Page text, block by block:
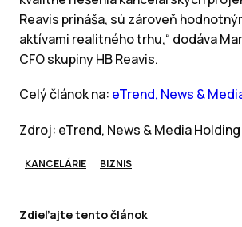
Reavis prináša, sú zároveň
aktívami realitného trhu,“ dodáva
CFO skupiny HB Reavis.
Celý článok na: eTrend, News &
Zdroj: eTrend, News & Media Holding
KANCELÁRIE BIZNIS
Zdieľajte tento článok